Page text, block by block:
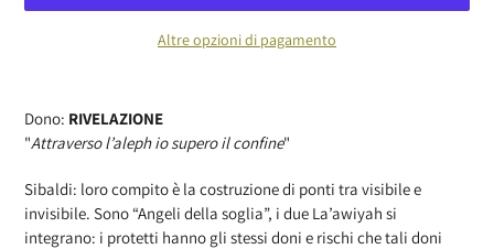
Altre opzioni di pagamento
del
prodotto
nel
carrello
Dono: RIVELAZIONE
"Attraverso l’aleph io supero il confine"
Sibaldi: loro compito è la costruzione di ponti tra visibile e
invisibile. Sono “Angeli della soglia”, i due La’awiyah si
integrano: i protetti hanno gli stessi doni e rischi che tali doni